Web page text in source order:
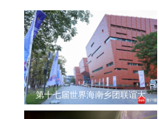
第十七届世界海南乡团联谊大